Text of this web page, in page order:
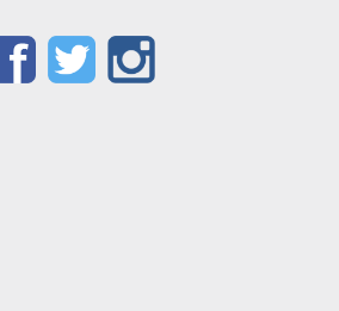
FacebookTwitter